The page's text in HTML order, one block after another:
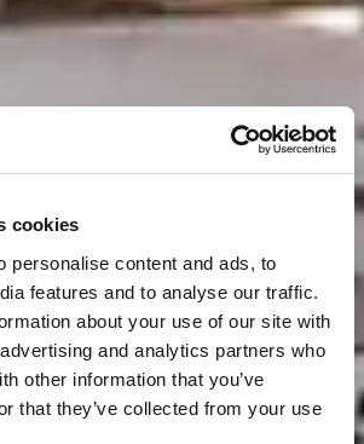
cookies
personalise content and ads, to
features and to analyse our traffic.
about your use of our site with
and analytics partners who
other information that you’ve
that they’ve collected from your use